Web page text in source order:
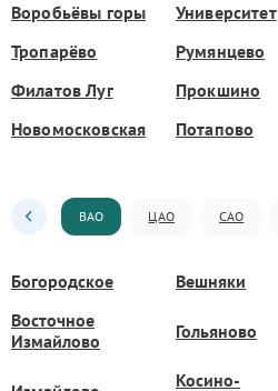
Воробьёвы горы
Университет
Тропарёво
Румянцево
Филатов Луг
Прокшино
Новомосковская
Потапово
ВАО ЦАО САО
Богородское Вешняки
Восточное
Измайлово
Гольяново
Косино-